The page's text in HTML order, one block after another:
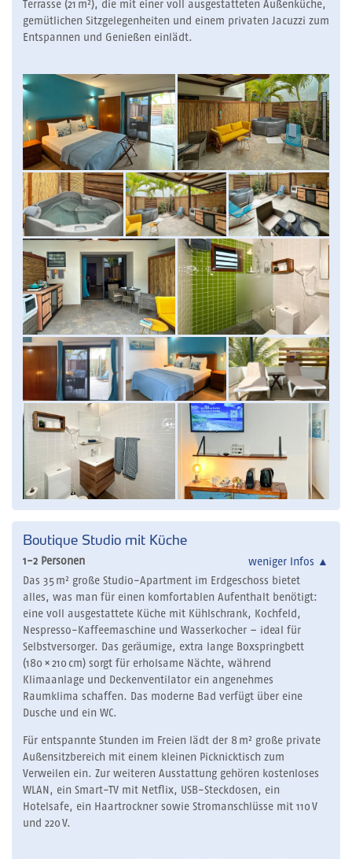
Terrasse (21 m²), die mit einer voll ausgestatteten Außenküche,
gemütlichen Sitzgelegenheiten und einem privaten Jacuzzi zum
Entspannen und Genießen einlädt.
Boutique Studio mit Küche
1-2 Personen weniger Infos ▲
Das 35 m² große Studio-Apartment im Erdgeschoss bietet
alles, was man für einen komfortablen Aufenthalt benötigt:
eine voll ausgestattete Küche mit Kühlschrank, Kochfeld,
Nespresso-Kaffeemaschine und Wasserkocher – ideal für
Selbstversorger. Das geräumige, extra lange Boxspringbett
(180 × 210 cm) sorgt für erholsame Nächte, während
Klimaanlage und Deckenventilator ein angenehmes
Raumklima schaffen. Das moderne Bad verfügt über eine
Dusche und ein WC.
Für entspannte Stunden im Freien lädt der 8 m² große private
Außensitzbereich mit einem kleinen Picknicktisch zum
Verweilen ein. Zur weiteren Ausstattung gehören kostenloses
WLAN, ein Smart-TV mit Netflix, USB-Steckdosen, ein
Hotelsafe, ein Haartrockner sowie Stromanschlüsse mit 110 V
und 220 V.